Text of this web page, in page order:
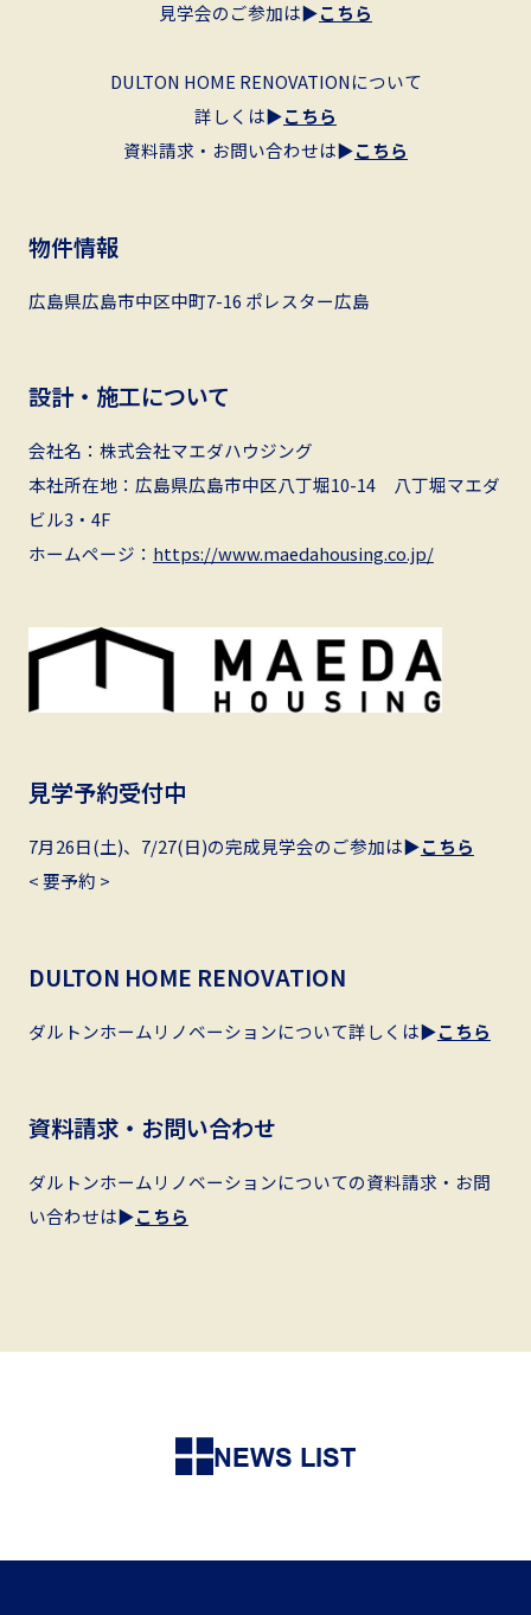
見学会のご参加は▶︎こちら
DULTON HOME RENOVATIONについて
詳しくは▶︎こちら
資料請求・お問い合わせは▶︎こちら
物件情報
広島県広島市中区中町7-16 ポレスター広島
設計・施工について
会社名：株式会社マエダハウジング
本社所在地：広島県広島市中区八丁堀10-14 八丁堀マエダ
ビル3・4F
ホームページ： https://www.maedahousing.co.jp/
見学予約受付中
7月26日(土)、7/27(日)の完成見学会のご参加は▶︎こちら
< 要予約 >
DULTON HOME RENOVATION
ダルトンホームリノベーションについて詳しくは▶︎こちら
資料請求・お問い合わせ
ダルトンホームリノベーションについての資料請求・お問
い合わせは▶︎こちら
NEWS LIST